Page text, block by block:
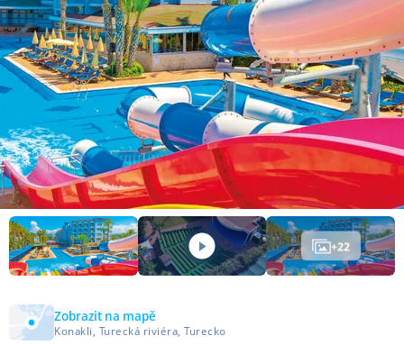
+22
Zobrazit na mapě
Konakli, Turecká riviéra, Turecko